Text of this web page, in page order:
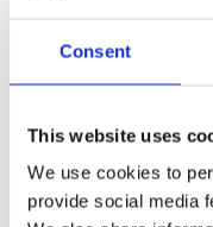
Consent
This website uses
We use cookies to
provide social media